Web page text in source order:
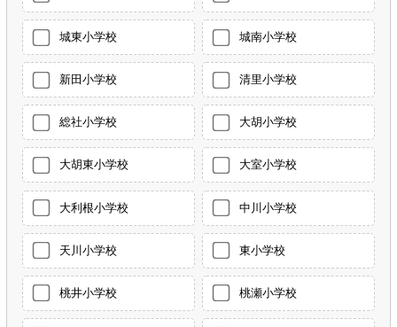
城東小学校 城南小学校
新田小学校 清里小学校
総社小学校 大胡小学校
大胡東小学校 大室小学校
大利根小学校 中川小学校
天川小学校 東小学校
桃井小学校 桃瀬小学校